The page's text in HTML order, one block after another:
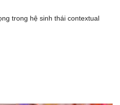
trong hệ sinh thái contextual